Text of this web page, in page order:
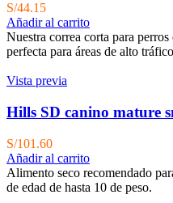
S/44.15
Añadir al carrito
Nuestra correa corta para
perfecta para áreas de alto
Vista previa
Hills SD canino mature
S/101.60
Añadir al carrito
Alimento seco recomendado
de edad de hasta 10 de peso.